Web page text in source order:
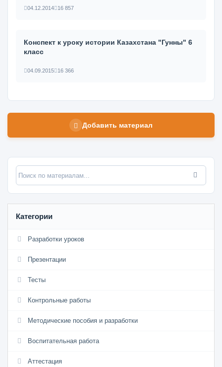
04.12.2014 16 857
Конспект к уроку истории Казахстана "Гунны" 6
класс
04.09.2015 16 366
Добавить материал
Категории
Разработки уроков
Презентации
Тесты
Контрольные работы
Методические пособия и разработки
Воспитательная работа
Аттестация